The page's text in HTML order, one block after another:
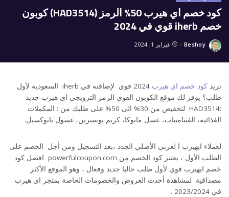
كود خصم اي هيرب 50% الرمز (HAD3514) كوبون
خصم iherb قوي في 2024
Posted
Beshoy فبراير 1, 2024
تريد كود خصم اي هيرب
2024 قوي لإضافته في iherb السعودية لأول
طلب؟ يوفر لك موقع الكوبون القوي الرمز الترويجي اي هيرب جديد
:HAD3514 لتخفيض من 30% الى 50% على طلبك من : المكملات
الغذائية، الفيتامينات، عسل مانوكا، كريم يوسيرين، غسول بانوكسيل.
لعملاء ايهيرب ا لعربي الأصلي الجدد ،بعد التسجيل ومن أجل الخصم على
الطلب الأول ، يعتبر كود الخصم من powerfulcoupon.com افضل كود
خصم ايهيرب قوي لأول طلب حاليا جديد وفعال ، وهو الموقع الأكثر
مصداقية لمشاهدة أحدث العروض والخصومات الخاصة بمتجر اي هيرب
في 2023/2024 .